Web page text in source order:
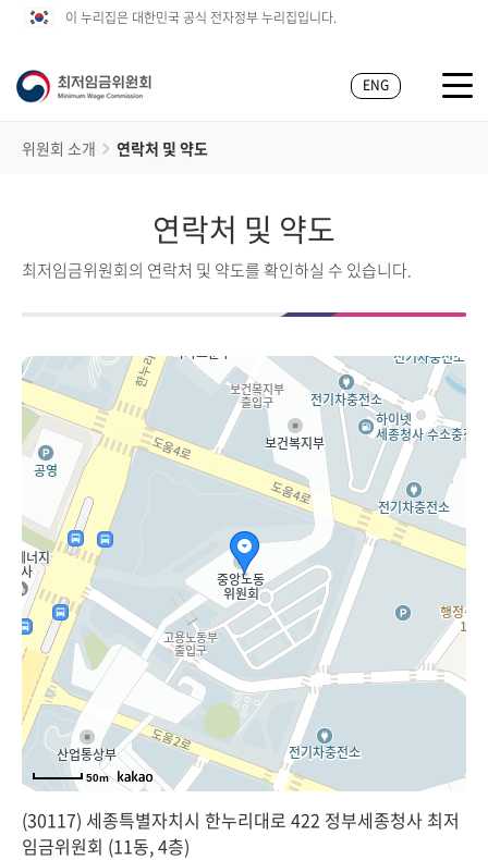
이 누리집은 대한민국 공식 전자정부 누리집입니다.
ENG
위원회 소개 연락처 및 약도
연락처 및 약도
최저임금위원회의 연락처 및 약도를 확인하실 수 있습니다.
50m
(30117) 세종특별자치시 한누리대로 422 정부세종청사 최저
임금위원회 (11동, 4층)